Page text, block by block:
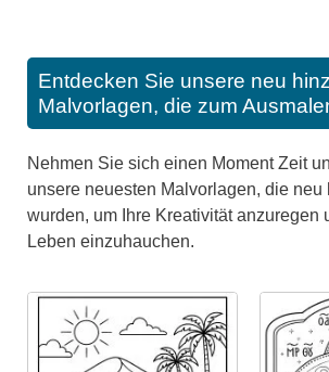
Entdecken Sie unsere neu
Malvorlagen, die zum
Nehmen Sie sich einen Moment Zeit
unsere neuesten Malvorlagen, die neu
wurden, um Ihre Kreativität anzuregen
Leben einzuhauchen.